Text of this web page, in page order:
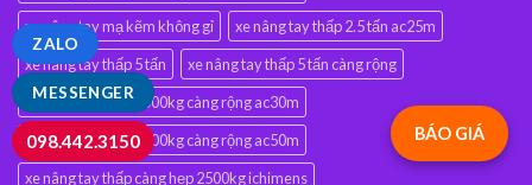
xe nâng tay mạ kẽm không gỉ
xe nâng tay thấp 2.5 tấn ac25m
xe nâng tay thấp 5 tấn
xe nâng tay thấp 5 tấn càng rộng
xe nâng tay thấp 3000kg càng rộng ac30m
xe nâng tay thấp 5000kg càng rộng ac50m
xe nâng tay thấp càng hẹp 2500kg ichimens
BÁO GIÁ
MESSENGER
ZALO
098.442.3150